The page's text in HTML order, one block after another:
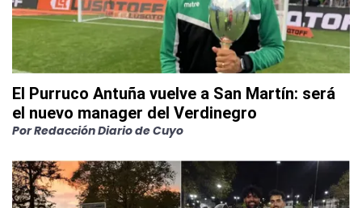
El Purruco Antuña vuelve a San Martín: será
el nuevo manager del Verdinegro
PorRedacción Diario de Cuyo